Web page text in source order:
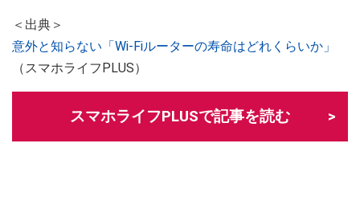
＜出典＞
意外と知らない「Wi-Fiルーターの寿命はどれくらいか」
（スマホライフPLUS）
スマホライフPLUSで記事を読む